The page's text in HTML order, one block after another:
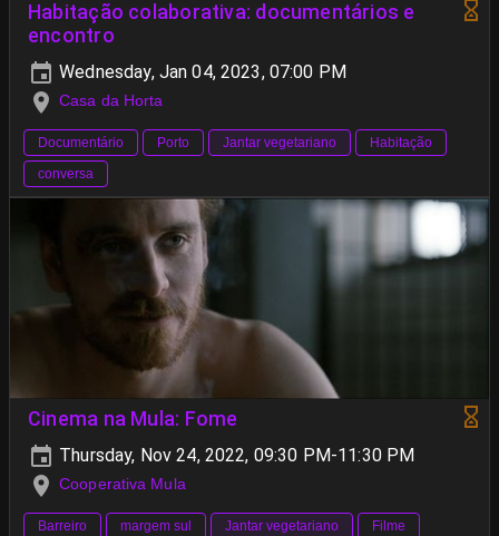
Habitação colaborativa: documentários e
encontro
Wednesday, Jan 04, 2023, 07:00 PM
Casa da Horta
Documentário Porto Jantar vegetariano
Habitação
conversa
Cinema na Mula: Fome
Thursday, Nov 24, 2022, 09:30 PM-11:30 PM
Cooperativa Mula
Barreiro margem sul Jantar vegetariano
Filme